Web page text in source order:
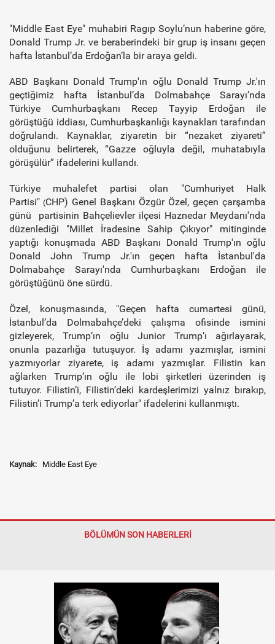
"Middle East Eye" muhabiri Ragıp Soylu’nun haberine göre,
Donald Trump Jr. ve beraberindeki bir grup iş insanı geçen
hafta İstanbul’da Erdoğan’la bir araya geldi.
ABD Başkanı Donald Trump'ın oğlu Donald Trump Jr.'ın
geçtiğimiz hafta İstanbul’da Dolmabahçe Sarayı’nda
Türkiye Cumhurbaşkanı Recep Tayyip Erdoğan ile
görüştüğü iddiası, Cumhurbaşkanlığı kaynakları tarafından
doğrulandı. Kaynaklar, ziyaretin bir “nezaket ziyareti”
olduğunu belirterek, “Gazze oğluyla değil, muhatabıyla
görüşülür” ifadelerini kullandı.
Türkiye muhalefet partisi olan "Cumhuriyet Halk
Partisi" (CHP) Genel Başkanı Özgür Özel, geçen çarşamba
günü partisinin Bahçelievler ilçesi Haznedar Meydanı'nda
düzenlediği "Millet İradesine Sahip Çıkıyor" mitinginde
yaptığı konuşmada ABD Başkanı Donald Trump'ın oğlu
Donald John Trump Jr.'ın geçen hafta İstanbul'da
Dolmabahçe Sarayı'nda Cumhurbaşkanı Erdoğan ile
görüştüğünü öne sürdü.
Özel, konuşmasında, "Geçen hafta cumartesi günü,
İstanbul’da Dolmabahçe’deki çalışma ofisinde ismini
gizleyerek, Trump’ın oğlu Junior Trump’ı ağırlayarak,
onunla pazarlığa tutuşuyor. İş adamı yazmışlar, ismini
yazmıyorlar ziyarete, iş adamı yazmışlar. Filistin kan
ağlarken Trump’ın oğlu ile lobi şirketleri üzerinden iş
tutuyor. Filistin’i, Filistin’deki kardeşlerimizi yalnız bırakıp,
Filistin’i Trump’a terk ediyorlar" ifadelerini kullanmıştı.
Kaynak: Middle East Eye
BÖLÜMÜN SON HABERLERİ